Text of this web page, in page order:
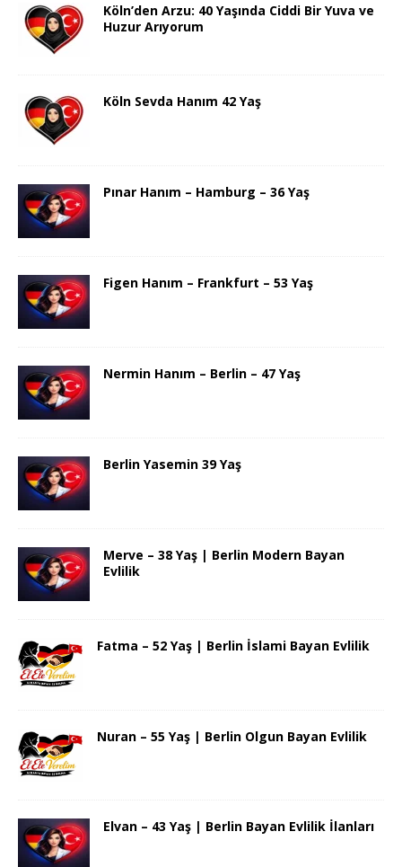
Köln’den Arzu: 40 Yaşında Ciddi Bir Yuva ve
Huzur Arıyorum
Köln Sevda Hanım 42 Yaş
Pınar Hanım – Hamburg – 36 Yaş
Figen Hanım – Frankfurt – 53 Yaş
Nermin Hanım – Berlin – 47 Yaş
Berlin Yasemin 39 Yaş
Merve – 38 Yaş | Berlin Modern Bayan
Evlilik
Fatma – 52 Yaş | Berlin İslami Bayan Evlilik
Nuran – 55 Yaş | Berlin Olgun Bayan Evlilik
Elvan – 43 Yaş | Berlin Bayan Evlilik İlanları